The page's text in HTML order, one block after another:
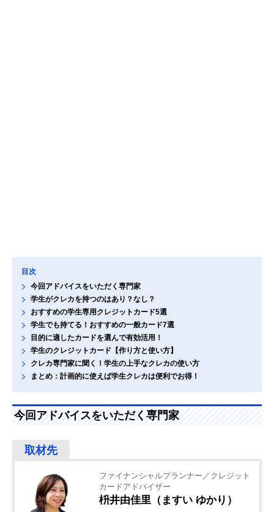
目次
今回アドバイスをいただく専門家
学生がクレカを持つのはあり？なし？
おすすめの学生専用クレジットカード5選
学生でも持てる！おすすめの一般カード7選
目的に適したカードを選んで有効活用！
学生のクレジットカード【作り方と使い方】
クレカ専門家に聞く！学生の上手なクレカの使い方
まとめ：計画的に使えば学生クレカは便利でお得！
今回アドバイスをいただく専門家
ファイナンシャルプランナー／クレジット
カードアドバイザー
枡井由佳里（ますい ゆかり）